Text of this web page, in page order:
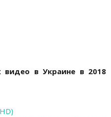
видео в Украине в 2018